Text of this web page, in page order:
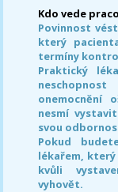
Kdo vede
Povinnost
který
termíny
Praktický
onemocnění
nesmí
svou
Pokud
lékařem, který
kvůli
vyhovět.